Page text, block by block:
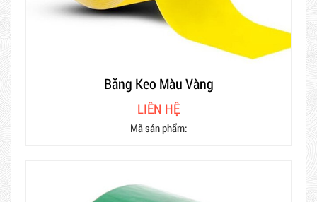
Băng Keo Màu Vàng
LIÊN HỆ
Mã sản phẩm: